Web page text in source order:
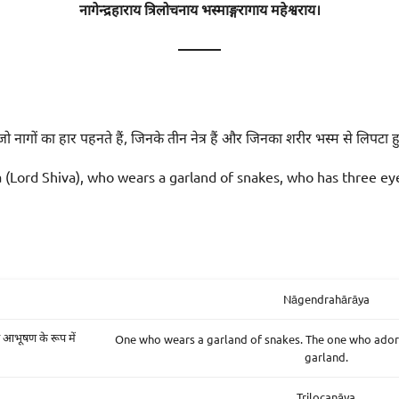
नागेन्द्रहाराय त्रिलोचनाय भस्माङ्गरागाय महेश्वराय।
———
नागों का हार पहनते हैं, जिनके तीन नेत्र हैं और जिनका शरीर भस्म से लिपटा
Shiva), who wears a garland of snakes, who has three
Nāgendrahārāya
को आभूषण के रूप में
One who wears a garland of snakes. The one who
garland.